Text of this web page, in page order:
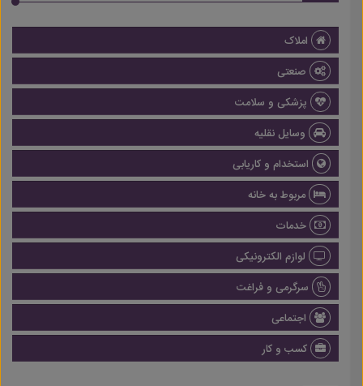
املاک
صنعتی
پزشکی و سلامت
وسایل نقلیه
استخدام و کاریابی
مربوط به خانه
خدمات
لوازم الکترونیکی
سرگرمی و فراغت
اجتماعی
کسب و کار